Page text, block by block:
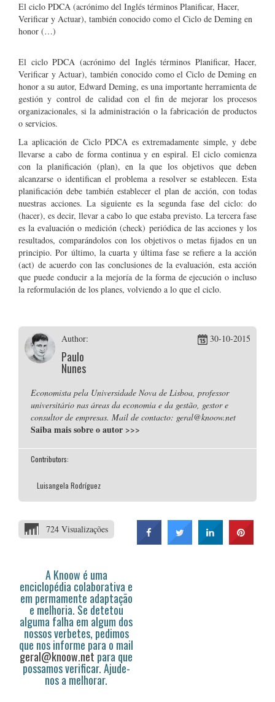
El ciclo PDCA (acrónimo del Inglés términos Planificar, Hacer,
Verificar y Actuar), también conocido como el Ciclo de Deming en
honor (…)
El ciclo PDCA (acrónimo del Inglés términos Planificar, Hacer,
Verificar y Actuar), también conocido como el Ciclo de Deming en
honor a su autor, Edward Deming, es una importante herramienta de
gestión y control de calidad con el fin de mejorar los procesos
organizacionales, si la administración o la fabricación de productos
o servicios.
La aplicación de Ciclo PDCA es extremadamente simple, y debe
llevarse a cabo de forma continua y en espiral. El ciclo comienza
con la planificación (plan), en la que los objetivos que deben
alcanzarse o identifican el problema a resolver se establecen. Esta
planificación debe también establecer el plan de acción, con todas
nuestras acciones. La siguiente es la segunda fase del ciclo: do
(hacer), es decir, llevar a cabo lo que estaba previsto. La tercera fase
es la evaluación o medición (check) periódica de las acciones y los
resultados, comparándolos con los objetivos o metas fijados en un
principio. Por último, la cuarta y última fase se refiere a la acción
(act) de acuerdo con las conclusiones de la evaluación, esta acción
que puede conducir a la mejoría de la forma de ejecución o incluso
la reformulación de los planes, volviendo a lo que el ciclo.
Author:
Paulo
Nunes
30-10-2015
Economista pela Universidade Nova de Lisboa, professor
universitário nas áreas da economia e da gestão, gestor e
consultor de empresas. Mail de contacto: geral@knoow.net
Saiba mais sobre o autor >>>
Contributors:
Luisangela Rodríguez
724 Visualizações
A Knoow é uma
enciclopédia colaborativa e
em permamente adaptação
e melhoria. Se detetou
alguma falha em algum dos
nossos verbetes, pedimos
que nos informe para o mail
geral@knoow.net para que
possamos verificar. Ajude-
nos a melhorar.